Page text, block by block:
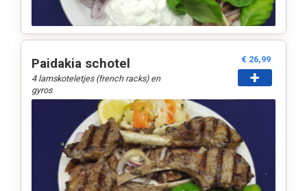
Paidakia schotel
4 lamskoteletjes (french racks) en
gyros
€ 26,99
+